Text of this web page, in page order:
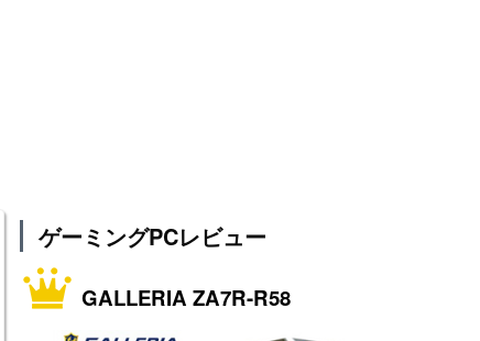
ゲーミングPCレビュー
GALLERIA ZA7R-R58